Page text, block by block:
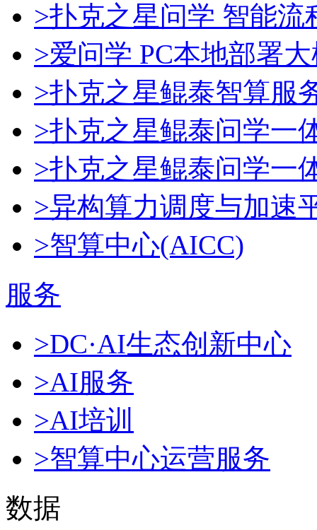
>扑克之星问学 智能流
>爱问学 PC本地部署
>扑克之星鲲泰智算服
>扑克之星鲲泰问学一
>扑克之星鲲泰问学一
>异构算力调度与加速
>智算中心(AICC)
服务
>DC·AI生态创新中心
>AI服务
>AI培训
>智算中心运营服务
数据